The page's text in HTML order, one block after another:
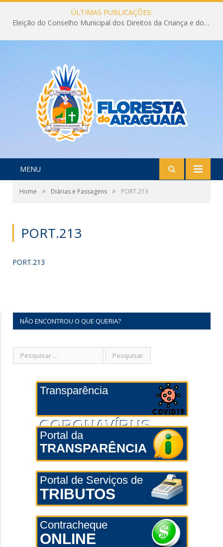
ÚLTIMAS PUBLICAÇÕES:
Eleição do Conselho Municipal dos Direitos da Criança e do Adolescente CMDCA 2026
MENU
Home » Diárias e Passagens » PORT.213
PORT.213
PORT.213
NÃO ENCONTROU O QUE QUERIA?
Transparência
CORONAVÍRUS
Portal da
TRANSPARÊNCIA
Portal de Serviços de
TRIBUTOS
Contracheque
ONLINE